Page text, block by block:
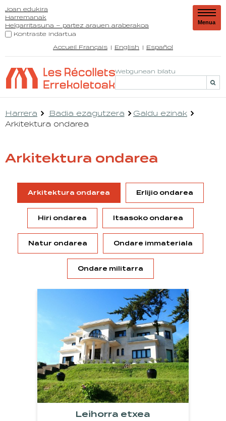
Joan edukira
Harremanak
Helgarritasuna – partez arauen araberakoa
Kontraste indartua
Accueil Français
English Español
Webgunean bilatu
Menua
Harrera Badia ezagutzera
Galdu ezinak
Arkitektura ondarea
Arkitektura ondarea
Arkitektura ondarea Erlijio ondarea
Hiri ondarea Itsasoko ondarea
Natur ondarea Ondare immateriala
Ondare militarra
Leihorra etxea